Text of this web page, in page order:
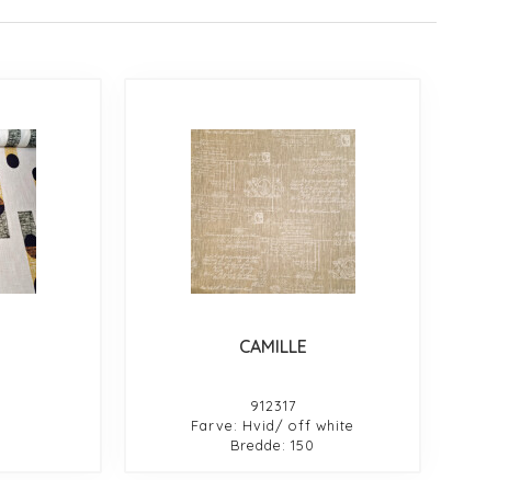
CAMILLE
912317
Farve: Hvid/ off white
Bredde: 150